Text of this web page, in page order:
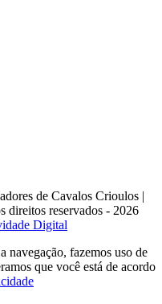
de Cavalos Crioulos |
direitos reservados - 2026
navegação, fazemos uso de
que você está de acordo